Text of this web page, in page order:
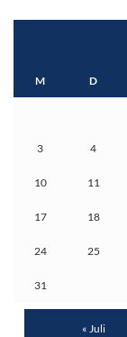
M D
3 4
10 11
17 18
24 25
31
« Juli